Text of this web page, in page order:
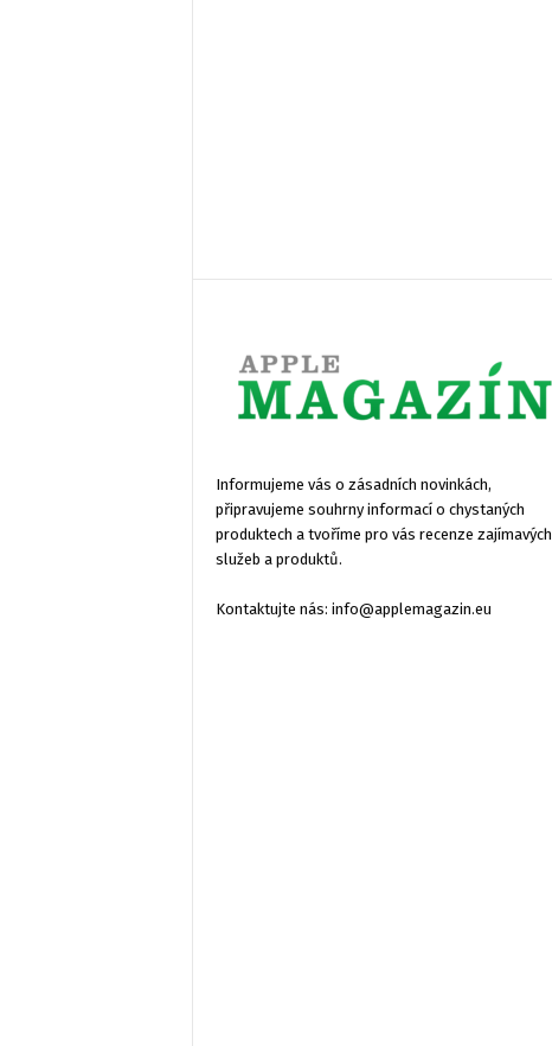
Informujeme vás o zásadních novinkách,
připravujeme souhrny informací o chystaných
produktech a tvoříme pro vás recenze zajímavých
služeb a produktů.
Kontaktujte nás: info@applemagazin.eu